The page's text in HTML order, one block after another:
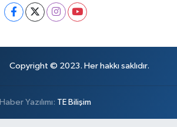
Copyright © 2023. Her hakkı saklıdır.
Haber Yazılımı: TE Bilişim